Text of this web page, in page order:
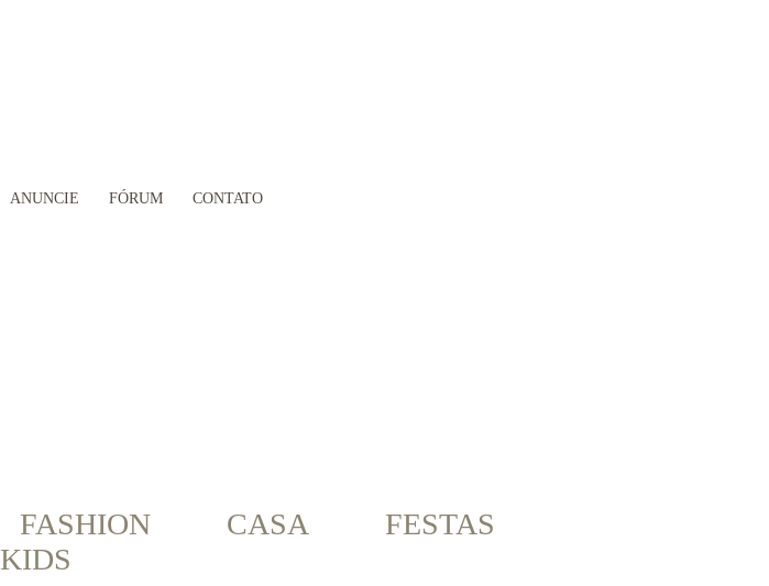
ANUNCIE FÓRUM CONTATO
FASHION CASA
FESTAS
KIDS